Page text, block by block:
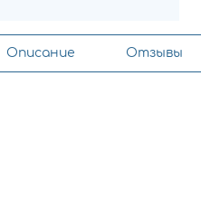
Описание Отзывы